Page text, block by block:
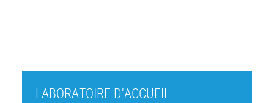
LABORATOIRE D'ACCUEIL